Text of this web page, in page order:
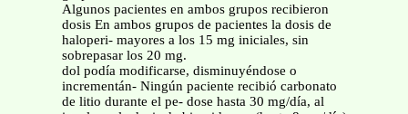
Algunos pacientes en ambos grupos recibieron
dosis En ambos grupos de pacientes la dosis de
haloperi- mayores a los 15 mg iniciales, sin
sobrepasar los 20 mg.
dol podía modificarse, disminuyéndose o
incrementán- Ningún paciente recibió carbonato
de litio durante el pe- dose hasta 30 mg/día, al